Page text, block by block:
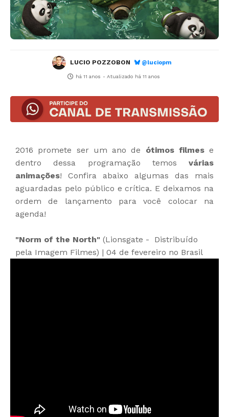
LUCIO POZZOBON @luciopm
há 11 anos - Atualizado há 11 anos
2016 promete ser um ano de ótimos filmese
dentro dessa programação temos várias
animações! Confira abaixo algumas das mais
aguardadas pelo público e crítica. E deixamos na
ordem de lançamento para você colocar na
agenda!
"Norm of the North" (Lionsgate - Distribuído
pela Imagem Filmes) | 04 de fevereiro no Brasil